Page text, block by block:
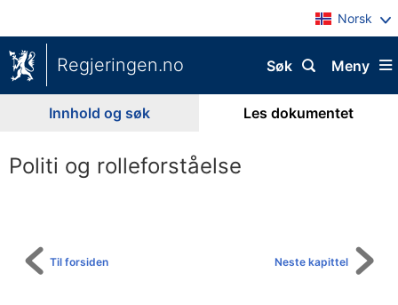
Norsk
Regjeringen.no Meny
Søk
Innhold og søk Les dokumentet
Politi og rolleforståelse
Neste kapittel
Til forsiden